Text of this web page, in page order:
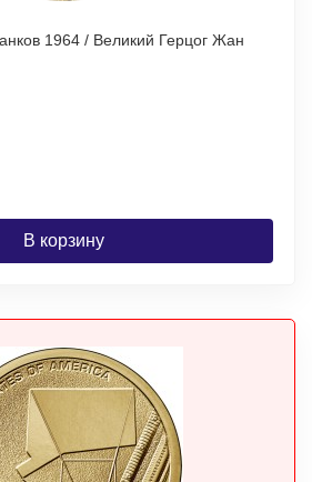
1964 / Великий Герцог Жан
В корзину